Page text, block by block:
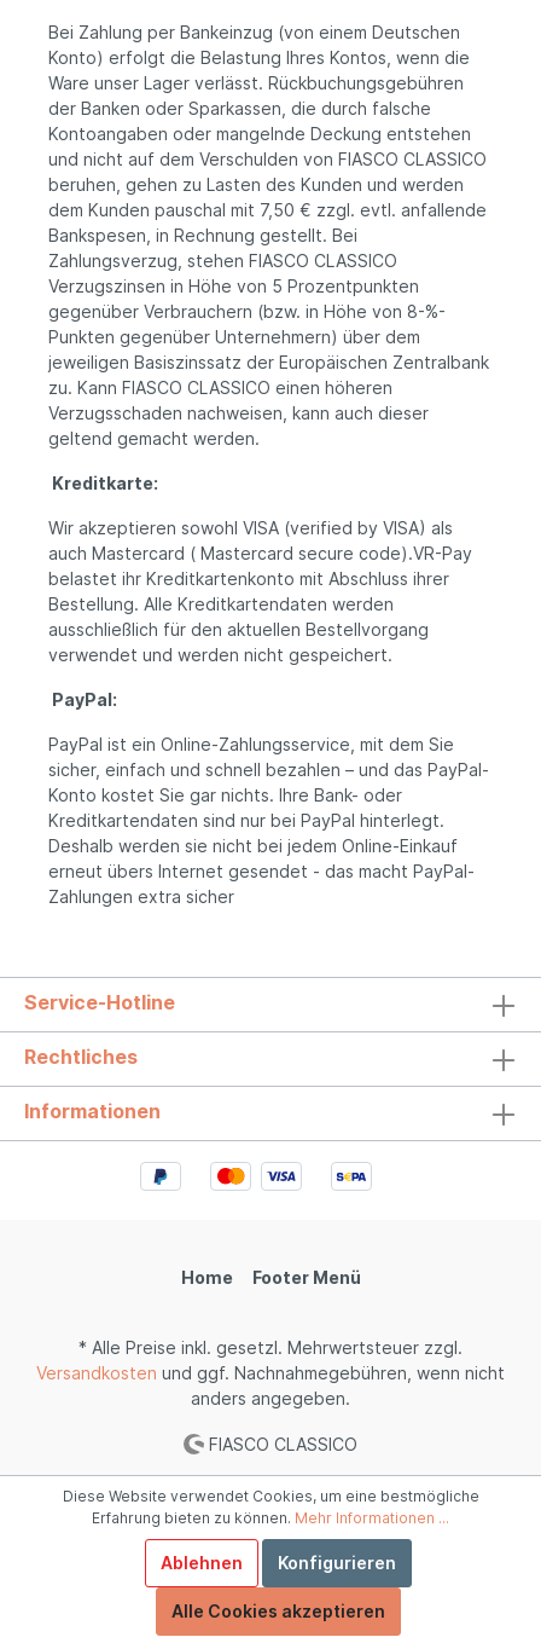
Bei Zahlung per Bankeinzug (von einem Deutschen
Konto) erfolgt die Belastung Ihres Kontos, wenn die
Ware unser Lager verlässt. Rückbuchungsgebühren
der Banken oder Sparkassen, die durch falsche
Kontoangaben oder mangelnde Deckung entstehen
und nicht auf dem Verschulden von FIASCO CLASSICO
beruhen, gehen zu Lasten des Kunden und werden
dem Kunden pauschal mit 7,50 € zzgl. evtl. anfallende
Bankspesen, in Rechnung gestellt. Bei
Zahlungsverzug, stehen FIASCO CLASSICO
Verzugszinsen in Höhe von 5 Prozentpunkten
gegenüber Verbrauchern (bzw. in Höhe von 8-%-
Punkten gegenüber Unternehmern) über dem
jeweiligen Basiszinssatz der Europäischen Zentralbank
zu. Kann FIASCO CLASSICO einen höheren
Verzugsschaden nachweisen, kann auch dieser
geltend gemacht werden.
Kreditkarte:
Wir akzeptieren sowohl VISA (verified by VISA) als
auch Mastercard ( Mastercard secure code).VR-Pay
belastet ihr Kreditkartenkonto mit Abschluss ihrer
Bestellung. Alle Kreditkartendaten werden
ausschließlich für den aktuellen Bestellvorgang
verwendet und werden nicht gespeichert.
PayPal:
PayPal ist ein Online-Zahlungsservice, mit dem Sie
sicher, einfach und schnell bezahlen – und das PayPal-
Konto kostet Sie gar nichts. Ihre Bank- oder
Kreditkartendaten sind nur bei PayPal hinterlegt.
Deshalb werden sie nicht bei jedem Online-Einkauf
erneut übers Internet gesendet - das macht PayPal-
Zahlungen extra sicher
Service-Hotline
Rechtliches
Informationen
Home Footer Menü
* Alle Preise inkl. gesetzl. Mehrwertsteuer zzgl.
Versandkosten und ggf. Nachnahmegebühren, wenn nicht
anders angegeben.
FIASCO CLASSICO
Diese Website verwendet Cookies, um eine bestmögliche
Erfahrung bieten zu können. Mehr Informationen ...
Ablehnen Konfigurieren
Alle Cookies akzeptieren